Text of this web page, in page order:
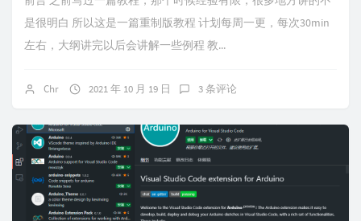
是很明白 所以这是一篇重制版教程 计划每周一更，每次30min
左右，大纲讲完以后会讲解一些例程 教...
Chr 2021 年 10 月 19 日 3 条评论